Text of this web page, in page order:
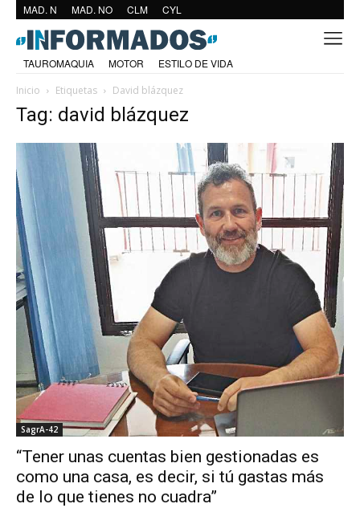
MAD. N MAD. NO CLM CYL
TAUROMAQUIA MOTOR
ESTILO DE VIDA
Inicio
Etiquetas David blázquez
Tag: david blázquez
SagrA-42
“Tener unas cuentas bien gestionadas es
como una casa, es decir, si tú gastas más
de lo que tienes no cuadra”